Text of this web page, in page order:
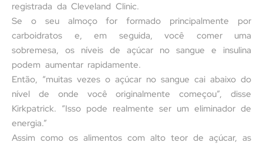
registrada da Cleveland Clinic.
Se o seu almoço for formado principalmente por
carboidratos e, em seguida, você comer uma
sobremesa, os níveis de açúcar no sangue e insulina
podem aumentar rapidamente.
Então, “muitas vezes o açúcar no sangue cai abaixo do
nível de onde você originalmente começou”, disse
Kirkpatrick. “Isso pode realmente ser um eliminador de
energia.”
Assim como os alimentos com alto teor de açúcar, as